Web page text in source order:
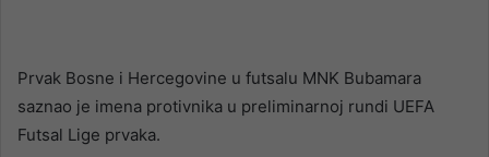
Prvak Bosne i Hercegovine u futsalu MNK Bubamara
saznao je imena protivnika u preliminarnoj rundi UEFA
Futsal Lige prvaka.